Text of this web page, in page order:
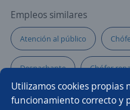
Utilizamos cookies propias
funcionamiento correcto y
Empleos similares
Atención al público
Despachante Chófer
Controlador/a